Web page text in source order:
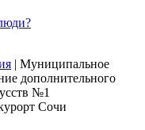
| Муниципальное
дополнительного
№1
Сочи